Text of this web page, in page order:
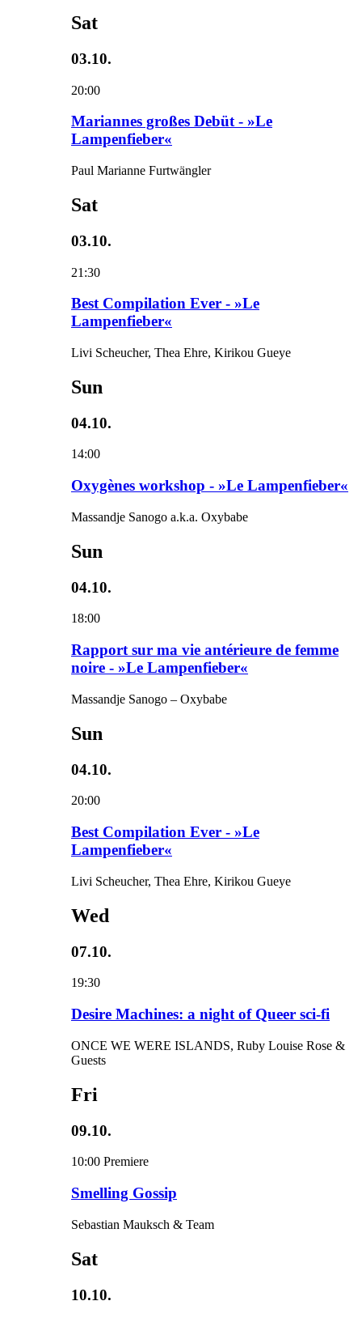
Sat
03.10.
20:00
Mariannes großes Debüt - »Le
Lampenfieber«
Paul Marianne Furtwängler
Sat
03.10.
21:30
Best Compilation Ever - »Le
Lampenfieber«
Livi Scheucher, Thea Ehre, Kirikou Gueye
Sun
04.10.
14:00
Oxygènes workshop - »Le Lampenfieber«
Massandje Sanogo a.k.a. Oxybabe
Sun
04.10.
18:00
Rapport sur ma vie antérieure de femme
noire - »Le Lampenfieber«
Massandje Sanogo – Oxybabe
Sun
04.10.
20:00
Best Compilation Ever - »Le
Lampenfieber«
Livi Scheucher, Thea Ehre, Kirikou Gueye
Wed
07.10.
19:30
Desire Machines: a night of Queer sci-fi
ONCE WE WERE ISLANDS, Ruby Louise Rose &
Guests
Fri
09.10.
10:00 Premiere
Smelling Gossip
Sebastian Mauksch & Team
Sat
10.10.